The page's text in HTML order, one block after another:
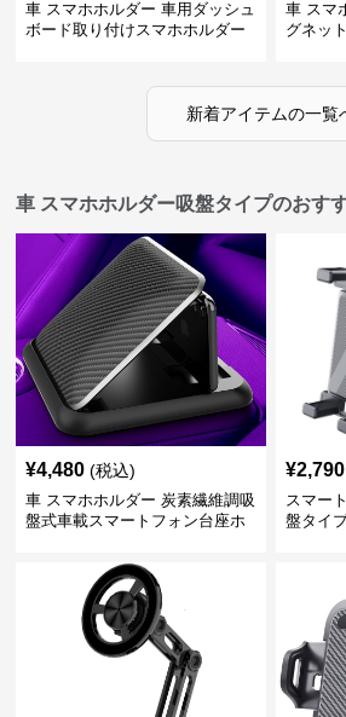
車 スマホホルダー 車用ダッシュ
ボード取り付けスマホホルダー
車 スマ
グネッ
新着アイテムの一覧
車 スマホホルダー吸盤タイプのおす
¥4,480 (税込)
車 スマホホルダー 炭素繊維調吸
盤式車載スマートフォン台座ホ
¥2,790
スマー
盤タイ